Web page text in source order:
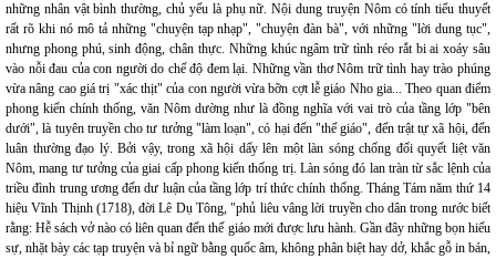
những nhân vật bình thường, chủ yếu là phụ nữ. Nội dung truyện Nôm có tính tiểu thuyết
rất rõ khi nó mô tả những "chuyện tạp nhạp", "chuyện đàn bà", với những "lời dung tục",
nhưng phong phú, sinh động, chân thực. Những khúc ngâm trữ tình réo rắt bi ai xoáy sâu
vào nỗi đau của con người do chế độ đem lại. Những vần thơ Nôm trữ tình hay trào phúng
vừa nâng cao giá trị "xác thịt" của con người vừa bỡn cợt lễ giáo Nho gia... Theo quan điểm
phong kiến chính thống, văn Nôm dường như là đồng nghĩa với vai trò của tầng lớp "bên
dưới", là tuyên truyền cho tư tưởng "làm loạn", có hại đến "thế giáo", đến trật tự xã hội, đến
luân thường đạo lý. Bởi vậy, trong xã hội dấy lên một làn sóng chống đối quyết liệt văn
Nôm, mang tư tưởng của giai cấp phong kiến thống trị. Làn sóng đó lan tràn từ sắc lệnh của
triều đình trung ương đến dư luận của tầng lớp trí thức chính thống. Tháng Tám năm thứ 14
hiệu Vĩnh Thịnh (1718), đời Lê Dụ Tông, "phủ liêu vâng lời truyền cho dân trong nước biết
rằng: Hễ sách vở nào có liên quan đến thế giáo mới được lưu hành. Gần đây những bọn hiếu
sự, nhặt bày các tạp truyện và bỉ ngữ bằng quốc âm, không phân biệt hay dở, khắc gỗ in bán,